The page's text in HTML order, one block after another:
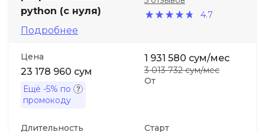
python (с нуля)
Подробнее
4.7
Цена
23 178 960 сум
Ещё -5% по
промокоду
От
1 931 580 сум/мес
3 013 732 сум/мес
Длительность Старт
Иностранные языки
Soft Skills
ДПО